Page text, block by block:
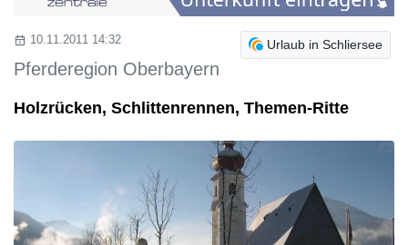
Urlaub in Schliersee
10.11.2011 14:32
Pferderegion Oberbayern
Holzrücken, Schlittenrennen, Themen-Ritte